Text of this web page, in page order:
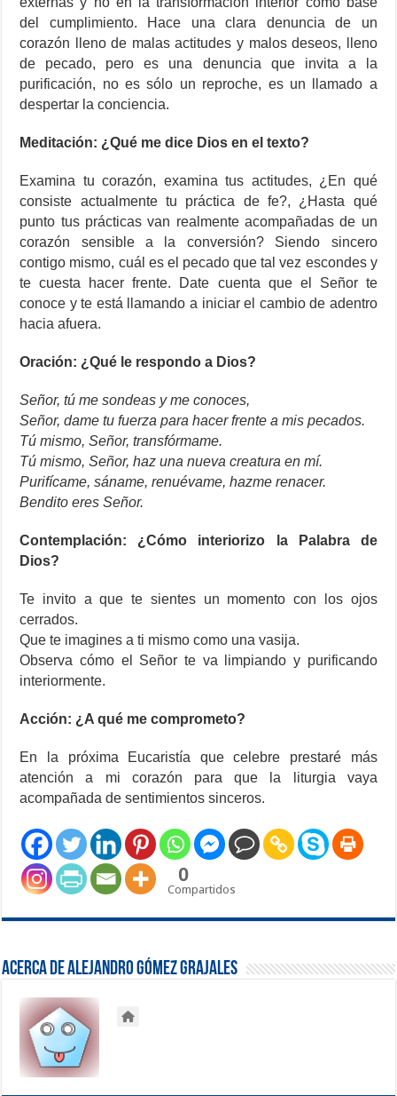
del cumplimiento. Hace una clara denuncia de un
corazón lleno de malas actitudes y malos deseos, lleno
de pecado, pero es una denuncia que invita a la
purificación, no es sólo un reproche, es un llamado a
despertar la conciencia.
Meditación: ¿Qué me dice Dios en el texto?
Examina tu corazón, examina tus actitudes, ¿En qué
consiste actualmente tu práctica de fe?, ¿Hasta qué
punto tus prácticas van realmente acompañadas de un
corazón sensible a la conversión? Siendo sincero
contigo mismo, cuál es el pecado que tal vez escondes y
te cuesta hacer frente. Date cuenta que el Señor te
conoce y te está llamando a iniciar el cambio de adentro
hacia afuera.
Oración: ¿Qué le respondo a Dios?
Señor, tú me sondeas y me conoces,
Señor, dame tu fuerza para hacer frente a mis pecados.
Tú mismo, Señor, transfórmame.
Tú mismo, Señor, haz una nueva creatura en mí.
Purifícame, sáname, renuévame, hazme renacer.
Bendito eres Señor.
Contemplación: ¿Cómo interiorizo la Palabra de
Dios?
Te invito a que te sientes un momento con los ojos
cerrados.
Que te imagines a ti mismo como una vasija.
Observa cómo el Señor te va limpiando y purificando
interiormente.
Acción: ¿A qué me comprometo?
En la próxima Eucaristía que celebre prestaré más
atención a mi corazón para que la liturgia vaya
acompañada de sentimientos sinceros.
0
Compartidos
Acerca de Alejandro Gómez Grajales